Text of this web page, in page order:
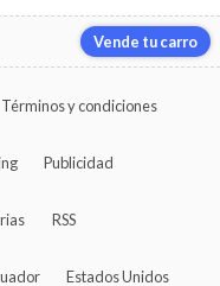
Vende tu carro
Términos y condiciones
Publicidad
RSS
Estados Unidos